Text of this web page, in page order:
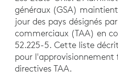
généraux (GSA)
jour des pays désignés
commerciaux (TAA) en
52.225-5. Cette liste
pour l'approvisionnement
directives TAA.